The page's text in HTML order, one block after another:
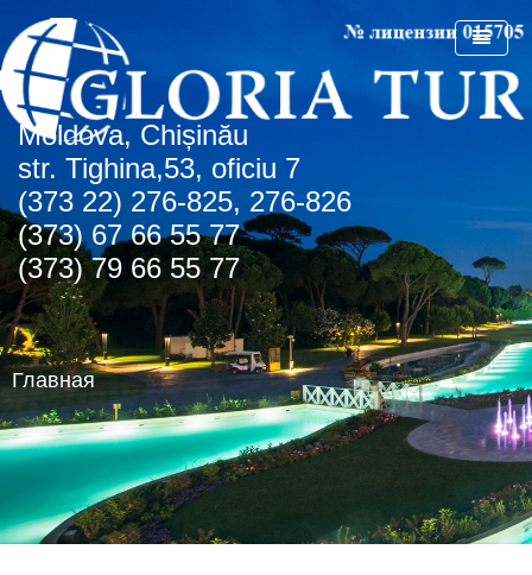
Мoldova, Chișinău
str. Tighina,53, oficiu 7
(373 22) 276-825, 276-826
(373) 67 66 55 77
(373) 79 66 55 77
Главная
ГЛАВНАЯ
О КОМПАНИИ
СПЕЦПРЕДЛОЖЕНИЯ
СПО Болгария
СТРАНЫ
Болгария
Албена
Золотые пески
Регион Чайка
Солнечный день
Греция
о.Крит
Турция
Румыния
ОАЭ
НОВОСТИ
КОНТАКТЫ
АГЕНТСТВАМ
Туристическая лицензия
Транспортная лицензия